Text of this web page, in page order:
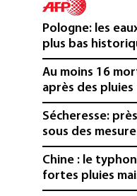
Pologne: les
plus bas
Au moins 16
après des
Sécheresse:
sous des
Chine : le
fortes pluies